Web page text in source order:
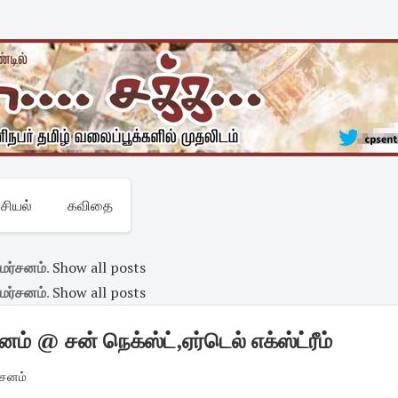
கவிதை
. Show all posts
. Show all posts
@ சன் நெக்ஸ்ட்,ஏர்டெல் எக்ஸ்ட்ரீம்